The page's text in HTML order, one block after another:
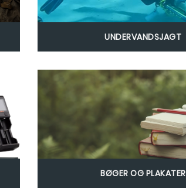
UNDERVANDSJAGT
BØGER OG PLAKATER